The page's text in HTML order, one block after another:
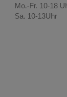
Mo.-Fr. 10-18
Sa. 10-13Uhr